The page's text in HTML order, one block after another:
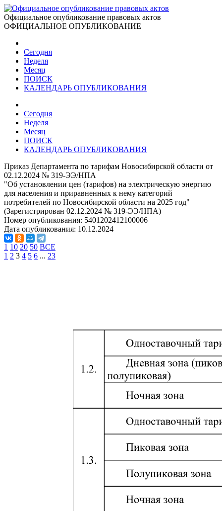
Официальное опубликование правовых актов
ОФИЦИАЛЬНОЕ ОПУБЛИКОВАНИЕ
Сегодня
Неделя
Месяц
ПОИСК
КАЛЕНДАРЬ ОПУБЛИКОВАНИЯ
Сегодня
Неделя
Месяц
ПОИСК
КАЛЕНДАРЬ ОПУБЛИКОВАНИЯ
Приказ Департамента по тарифам Новосибирской области от
02.12.2024 № 319-ЭЭ/НПА
"Об установлении цен (тарифов) на электрическую энергию
для населения и приравненных к нему категорий
потребителей по Новосибирской области на 2025 год"
(Зарегистрирован 02.12.2024 № 319-ЭЭ/НПА)
Номер опубликования: 5401202412100006
Дата опубликования: 10.12.2024
1 10 20 50 ВСЕ
1 2 3 4 5 6 ... 23